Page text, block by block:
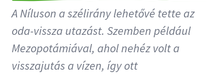
A Níluson a szélirány lehetővé tette az
oda-vissza utazást. Szemben például
Mezopotámiával, ahol nehéz volt a
visszajutás a vízen, így ott